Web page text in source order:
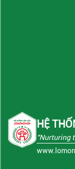
HỆ
"Nurturing